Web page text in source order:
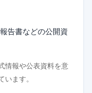
告書などの公開資
情報や公表資料を意
ます。